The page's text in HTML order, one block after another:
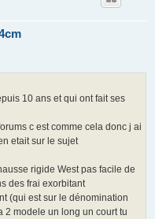
10 ans et qui ont fait ses
c est comme cela donc j ai
etait sur le sujet
rigide West pas facile de
des frai exorbitant
(qui est sur le dénomination
2 modele un long un court tu